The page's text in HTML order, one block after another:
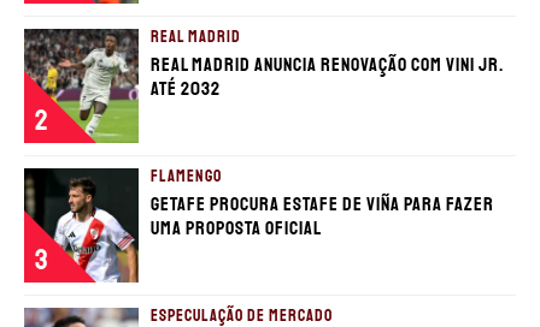
2
REAL MADRID
Real Madrid anuncia renovação com Vini Jr.
até 2032
3
FLAMENGO
Getafe procura estafe de Viña para fazer
uma proposta oficial
ESPECULAÇÃO DE MERCADO